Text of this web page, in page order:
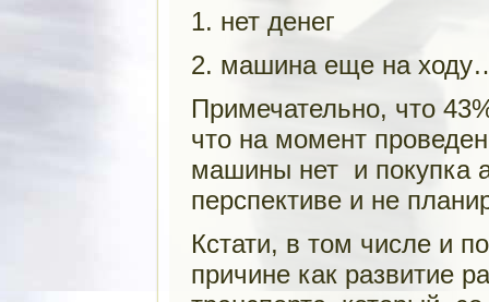
1. нет денег
2. машина еще на
Примечательно, что
что на момент
машины нет и покупка
перспективе и не
Кстати, в том числе и
причине как развитие